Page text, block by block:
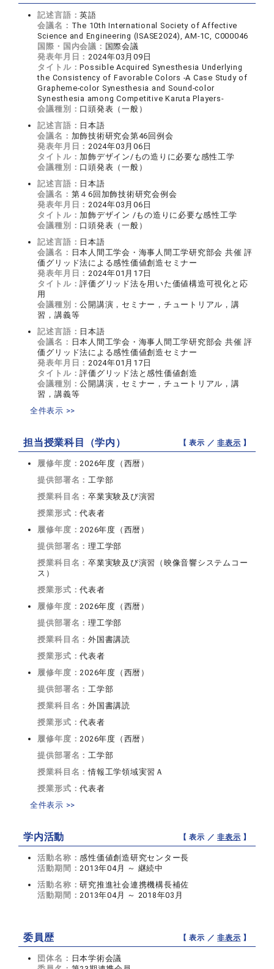
記述言語：英語
会議名： The 10th International Society of Affective
Science and Engineering (ISASE2024), AM-1C, C000046
国際・国内会議： 国際会議
発表年月日：2024年03月09日
タイトル：Possible Acquired Synesthesia Underlying
the Consistency of Favorable Colors -A Case Study of
Grapheme-color Synesthesia and Sound-color
Synesthesia among Competitive Karuta Players-
会議種別： 口頭発表（一般）
記述言語： 日本語
会議名： 加飾技術研究会第46回例会
発表年月日：2024年03月06日
タイトル： 加飾デザイン/もの造りに必要な感性工学
会議種別： 口頭発表（一般）
記述言語： 日本語
会議名： 第４6回加飾技術研究会例会
発表年月日：2024年03月06日
タイトル： 加飾デザイン /もの造りに必要な感性工学
会議種別： 口頭発表（一般）
記述言語： 日本語
会議名： 日本人間工学会・海事人間工学研究部会 共催 評
価グリッド法による感性価値創造セミナー
発表年月日：2024年01月17日
タイトル：評価グリッド法を用いた価値構造可視化と応
用
会議種別：公開講演，セミナー，チュートリアル，講
習，講義等
記述言語： 日本語
会議名： 日本人間工学会・海事人間工学研究部会 共催 評
価グリッド法による感性価値創造セミナー
発表年月日：2024年01月17日
タイトル：評価グリッド法と感性価値創造
会議種別：公開講演，セミナー，チュートリアル，講
習，講義等
全件表示 >>
担当授業科目（学内） 【 表示 ／非表示 】
履修年度：2026年度（西暦）
提供部署名：工学部
授業科目名：卒業実験及び演習
授業形式：代表者
履修年度：2026年度（西暦）
提供部署名：理工学部
授業科目名：卒業実験及び演習（映像音響システムコー
ス）
授業形式：代表者
履修年度：2026年度（西暦）
提供部署名：理工学部
授業科目名：外国書講読
授業形式：代表者
履修年度：2026年度（西暦）
提供部署名：工学部
授業科目名：外国書講読
授業形式：代表者
履修年度：2026年度（西暦）
提供部署名：工学部
授業科目名：情報工学領域実習Ａ
授業形式：代表者
全件表示 >>
学内活動 【 表示 ／非表示 】
活動名称：感性価値創造研究センター長
活動期間：2013年04月 ～ 継続中
活動名称：研究推進社会連携機構長補佐
活動期間：2013年04月 ～ 2018年03月
委員歴 【 表示 ／非表示 】
団体名： 日本学術会議